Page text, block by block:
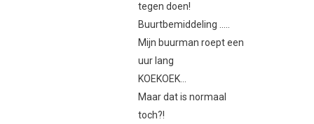
tegen doen!
Buurtbemiddeling …..
Mijn buurman roept een
uur lang
KOEKOEK…
Maar dat is normaal
toch?!